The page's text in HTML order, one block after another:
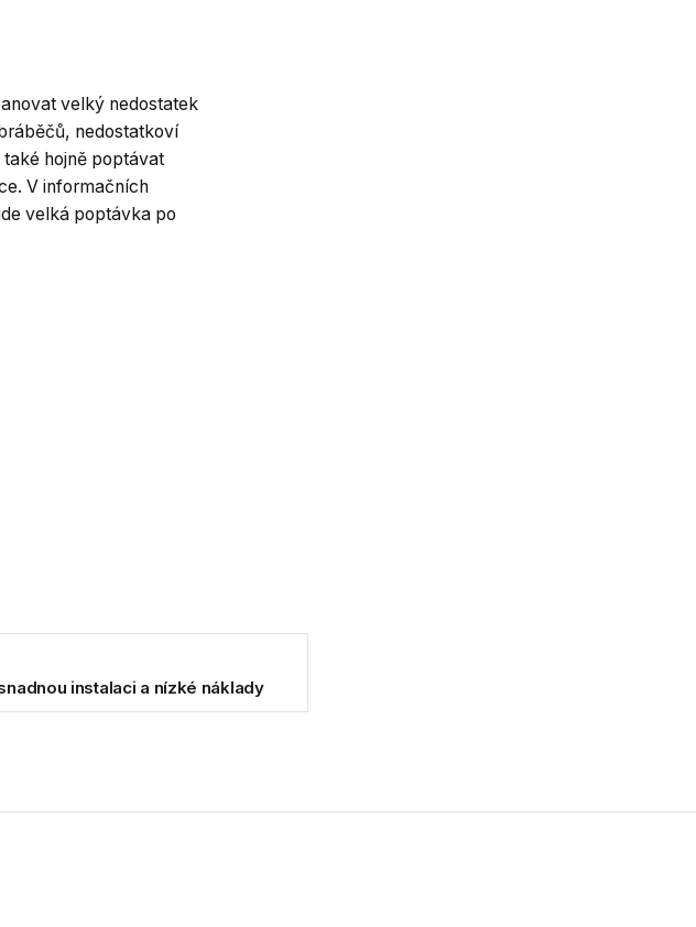
velký nedostatek
nedostatkoví
hojně poptávat
V informačních
velká poptávka po
instalaci a nízké náklady